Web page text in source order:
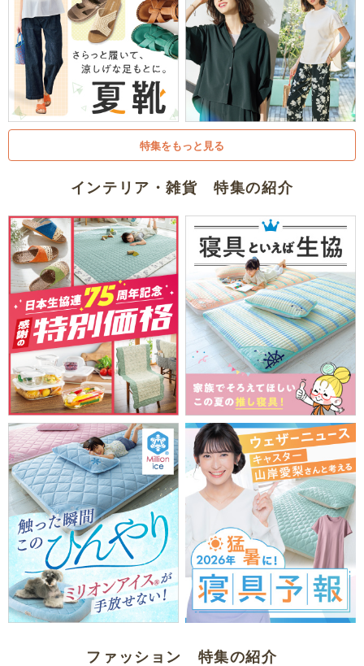
特集をもっと見る
インテリア・雑貨 特集の紹介
ファッション 特集の紹介